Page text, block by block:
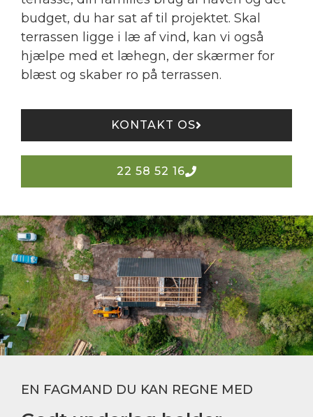
budget, du har sat af til projektet. Skal
terrassen ligge i læ af vind, kan vi også
hjælpe med et læhegn, der skærmer for
blæst og skaber ro på terrassen.
KONTAKT OS
22 58 52 16
EN FAGMAND DU KAN REGNE MED